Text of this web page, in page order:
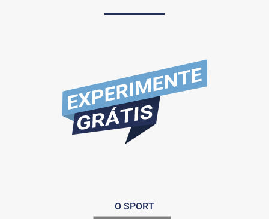
O SPORT